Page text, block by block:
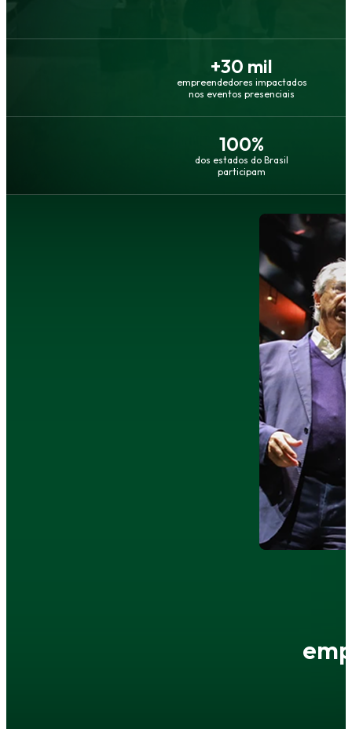
+30 mil
empreendedores impactados
nos eventos presenciais
100%
dos estados do Brasil
participam